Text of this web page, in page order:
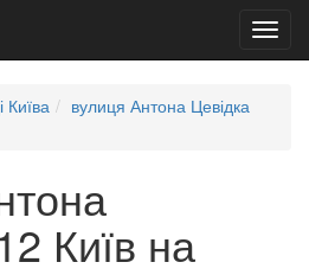
Київа
вулиця Антона Цевідка
Київ на